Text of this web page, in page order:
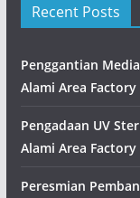
Recent Posts
Penggantian
Alami Area Factory
Pengadaan UV
Alami Area Factory
Peresmian